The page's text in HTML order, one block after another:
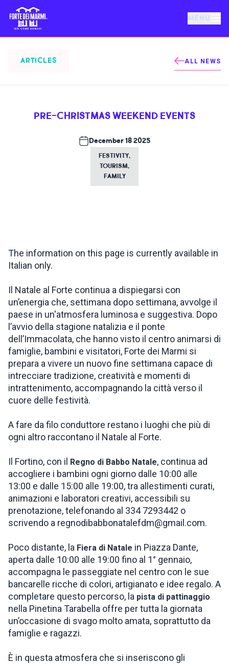
MENU
EVENTS
NEWS
INSPIRATIONS
CONTACTS
ITA
ARTICLES ALL NEWS
PRE-CHRISTMAS WEEKEND EVENTS
December 18 2025
FESTIVITY,
TOURISM,
FAMILY
The information on this page is currently available in
Italian only.
Il Natale al Forte continua a dispiegarsi con
un’energia che, settimana dopo settimana, avvolge il
paese in un'atmosfera luminosa e suggestiva. Dopo
l’avvio della stagione natalizia e il ponte
dell’Immacolata, che hanno visto il centro animarsi di
famiglie, bambini e visitatori, Forte dei Marmi si
prepara a vivere un nuovo fine settimana capace di
intrecciare tradizione, creatività e momenti di
intrattenimento, accompagnando la città verso il
cuore delle festività.
A fare da filo conduttore restano i luoghi che più di
ogni altro raccontano il Natale al Forte.
Il Fortino, con il Regno di Babbo Natale, continua ad
accogliere i bambini ogni giorno dalle 10:00 alle
13:00 e dalle 15:00 alle 19:00, tra allestimenti curati,
animazioni e laboratori creativi, accessibili su
prenotazione, telefonando al 334 7293442 o
scrivendo a regnodibabbonatalefdm@gmail.com.
Poco distante, la Fiera di Natale in Piazza Dante,
aperta dalle 10:00 alle 19:00 fino al 1° gennaio,
accompagna le passeggiate nel centro con le sue
bancarelle ricche di colori, artigianato e idee regalo. A
completare questo percorso, la pista di pattinaggio
nella Pinetina Tarabella offre per tutta la giornata
un’occasione di svago molto amata, soprattutto da
famiglie e ragazzi.
È in questa atmosfera che si inseriscono gli